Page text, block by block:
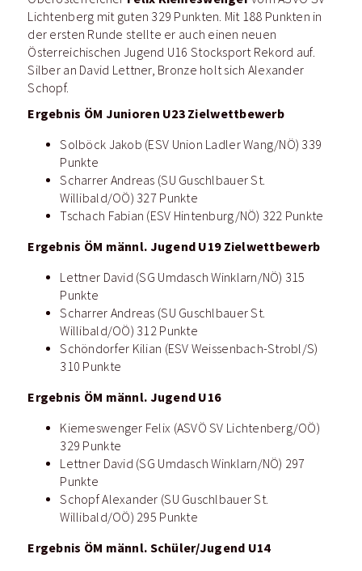
Lichtenberg mit guten 329 Punkten. Mit 188 Punkten in
der ersten Runde stellte er auch einen neuen
Österreichischen Jugend U16 Stocksport Rekord auf.
Silber an David Lettner, Bronze holt sich Alexander
Schopf.
Ergebnis ÖM Junioren U23 Zielwettbewerb
Solböck Jakob (ESV Union Ladler Wang/NÖ) 339
Punkte
Scharrer Andreas (SU Guschlbauer St.
Willibald/OÖ) 327 Punkte
Tschach Fabian (ESV Hintenburg/NÖ) 322 Punkte
Ergebnis ÖM männl. Jugend U19 Zielwettbewerb
Lettner David (SG Umdasch Winklarn/NÖ) 315
Punkte
Scharrer Andreas (SU Guschlbauer St.
Willibald/OÖ) 312 Punkte
Schöndorfer Kilian (ESV Weissenbach-Strobl/S)
310 Punkte
Ergebnis ÖM männl. Jugend U16
Kiemeswenger Felix (ASVÖ SV Lichtenberg/OÖ)
329 Punkte
Lettner David (SG Umdasch Winklarn/NÖ) 297
Punkte
Schopf Alexander (SU Guschlbauer St.
Willibald/OÖ) 295 Punkte
Ergebnis ÖM männl. Schüler/Jugend U14